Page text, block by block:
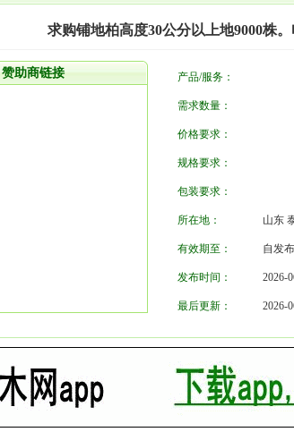
求购铺地柏高度30公分以上地9000株
赞助商链接 产品/服务：
需求数量：
价格要求：
规格要求：
包装要求：
所在地： 山东
有效期至： 自发
发布时间： 2026-
最后更新： 2026-